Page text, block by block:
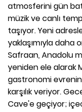
atmosferini gün
müzik ve canlı
taşıyor. Yeni
yaklaşımıyla daha
Safraan, Anadolu
yeniden ele alarak
gastronomi
karşılık veriyor.
Cave'e geçiyor;